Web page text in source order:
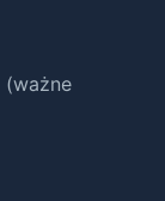
(ważne